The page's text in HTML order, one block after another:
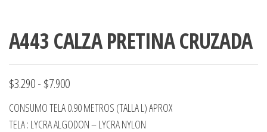
A443 CALZA PRETINA CRUZADA
$3.290- $7.900Rango
de
precios:
CONSUMO TELA 0.90 METROS (TALLA L) APROX
TELA : LYCRA ALGODON – LYCRA NYLON